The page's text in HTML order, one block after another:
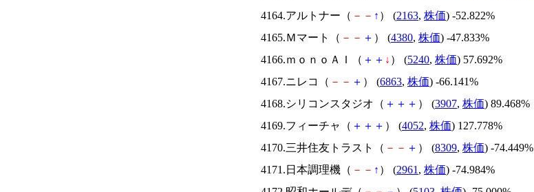
4164.アルトナー（ － － ↑ ） (2163, 株価) -52.822%
4165.Ｍマート（ － － ＋ ） (4380, 株価) -47.833%
4166.ｍｏｎｏＡＩ（ ＋ ＋ ↓ ） (5240, 株価) 57.692%
4167.ニレコ（ － － ＋ ） (6863, 株価) -66.141%
4168.シリコンスタジオ（ ＋ ＋ ＋ ） (3907, 株価) 89.468%
4169.フィーチャ（ ＋ ＋ ＋ ） (4052, 株価) 127.778%
4170.三井住友トラスト（ － － ＋ ） (8309, 株価) -74.449%
4171.日本調理機（ － － ↑ ） (2961 , 株価) -74.984%